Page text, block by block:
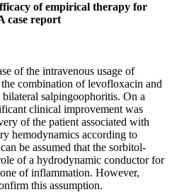
of empirical therapy for
case report
of the intravenous usage of
combination of levofloxacin and
salpingoophoritis. On a
clinical improvement was
of the patient associated with
hemodynamics according to
be assumed that the sorbitol-
of a hydrodynamic conductor for
of inflammation. However,
this assumption.